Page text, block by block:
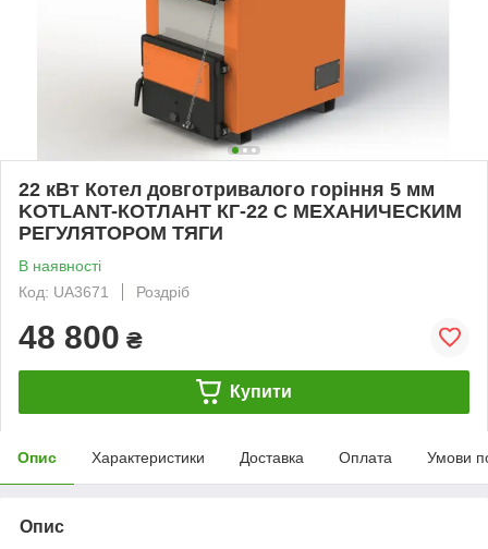
22 кВт Котел довготривалого горіння 5 мм
KOTLANT-КОТЛАНТ КГ-22 С МЕХАНИЧЕСКИМ
РЕГУЛЯТОРОМ ТЯГИ
В наявності
Код: UA3671
Роздріб
48 800 ₴
Купити
Опис Характеристики Доставка Оплата Умови
Опис